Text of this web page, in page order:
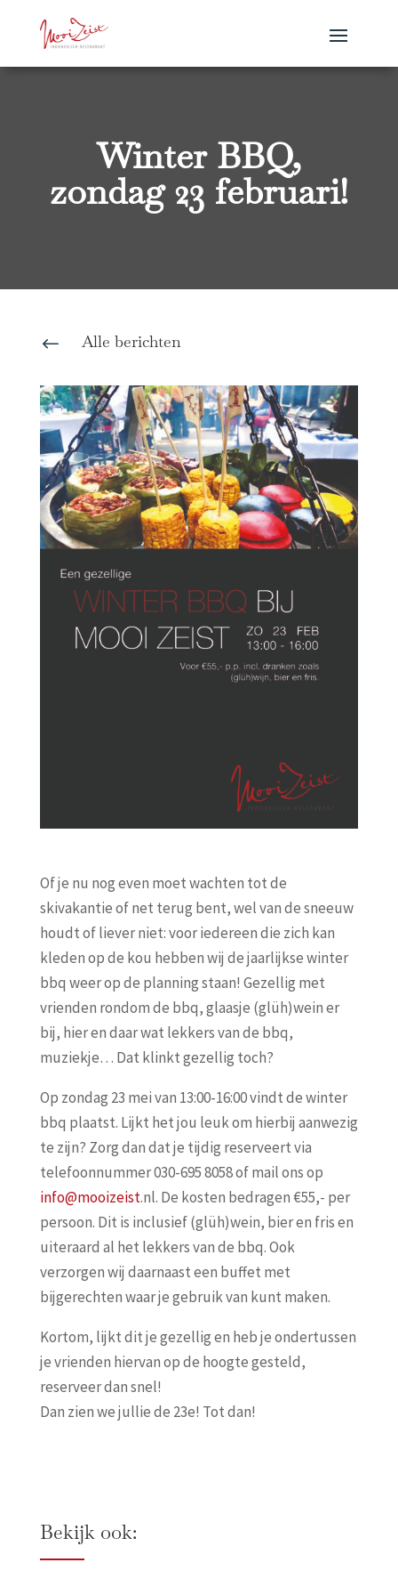
Winter BBQ,
zondag 23 februari!
# Alle berichten
Of je nu nog even moet wachten tot de
skivakantie of net terug bent, wel van de sneeuw
houdt of liever niet: voor iedereen die zich kan
kleden op de kou hebben wij de jaarlijkse winter
bbq weer op de planning staan! Gezellig met
vrienden rondom de bbq, glaasje (glüh)wein er
bij, hier en daar wat lekkers van de bbq,
muziekje… Dat klinkt gezellig toch?
Op zondag 23 mei van 13:00-16:00 vindt de winter
bbq plaatst. Lijkt het jou leuk om hierbij aanwezig
te zijn? Zorg dan dat je tijdig reserveert via
telefoonnummer 030-695 8058 of mail ons op
info@mooizeist.nl. De kosten bedragen €55,- per
persoon. Dit is inclusief (glüh)wein, bier en fris en
uiteraard al het lekkers van de bbq. Ook
verzorgen wij daarnaast een buffet met
bijgerechten waar je gebruik van kunt maken.
Kortom, lijkt dit je gezellig en heb je ondertussen
je vrienden hiervan op de hoogte gesteld,
reserveer dan snel!
Dan zien we jullie de 23e! Tot dan!
Bekijk ook: